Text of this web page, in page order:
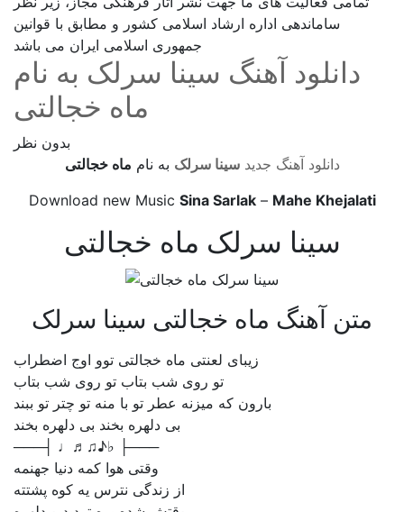
ساماندهی اداره ارشاد اسلامی کشور و مطابق با قوانین
جمهوری اسلامی ایران می باشد
دانلود آهنگ سینا سرلک به نام
ماه خجالتی
بدون نظر
دانلود آهنگ جدید سینا سرلک به نام ماه خجالتی
Download new Music Sina Sarlak– Mahe Khejalati
سینا سرلک ماه خجالتی
متن آهنگ ماه خجالتی سینا سرلک
زیبای لعنتی ماه خجالتی توو اوج اضطراب
تو روی شب بتاب تو روی شب بتاب
بارون که میزنه عطر تو با منه تو چتر تو ببند
بی دلهره بخند بی دلهره بخند
───┤ ♩♬♫♪♭ ├───
وقتی هوا کمه دنیا جهنمه
از زندگی نترس یه کوه پشتته